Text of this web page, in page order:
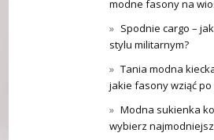
modne fasony na
Spodnie cargo –
stylu militarnym?
Tania modna
jakie fasony wziąć po
Modna sukienka
wybierz